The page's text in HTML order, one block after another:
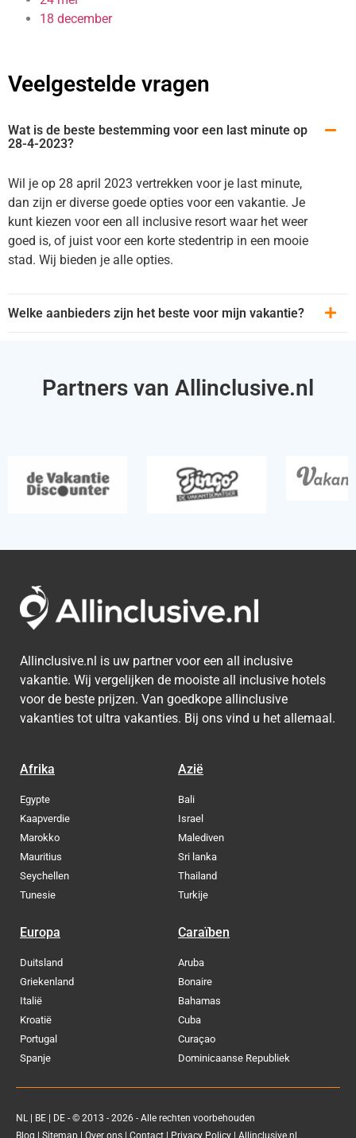
18 december
Veelgestelde vragen
Wat is de beste bestemming voor een last minute op
28-4-2023?
Wil je op 28 april 2023 vertrekken voor je last minute,
dan zijn er diverse goede opties voor een vakantie. Je
kunt kiezen voor een all inclusive resort waar het weer
goed is, of juist voor een korte stedentrip in een mooie
stad. Wij bieden je alle opties.
Welke aanbieders zijn het beste voor mijn vakantie?
Partners van Allinclusive.nl
Allinclusive.nl is uw partner voor een all inclusive
vakantie. Wij vergelijken de mooiste all inclusive hotels
voor de beste prijzen. Van goedkope allinclusive
vakanties tot ultra vakanties. Bij ons vind u het allemaal.
Afrika
Egypte
Kaapverdie
Marokko
Mauritius
Seychellen
Tunesie
Azië
Bali
Israel
Malediven
Sri lanka
Thailand
Turkije
Europa
Duitsland
Griekenland
Italië
Kroatië
Portugal
Spanje
Caraïben
Aruba
Bonaire
Bahamas
Cuba
Curaçao
Dominicaanse Republiek
NL| BE DE - © 2013 - 2026 - Alle rechten voorbehouden
Blog
Sitemap Over ons Contact Privacy Policy | Allinclusive.nl